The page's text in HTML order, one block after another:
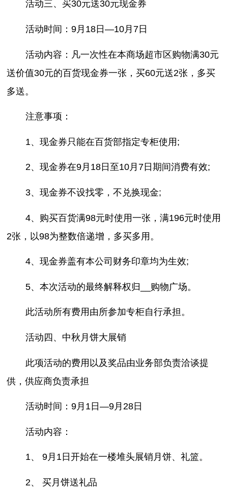
活动三、买30元送30元现金券
活动时间：9月18日—10月7日
活动内容：凡一次性在本商场超市区购物满30元
送价值30元的百货现金券一张，买60元送2张，多买
多送。
注意事项：
1、现金券只能在百货部指定专柜使用;
2、现金券在9月18日至10月7日期间消费有效;
3、现金券不设找零，不兑换现金;
4、购买百货满98元时使用一张，满196元时使用
2张，以98为整数倍递增，多买多用。
4、现金券盖有本公司财务印章均为生效;
5、本次活动的最终解释权归__购物广场。
此活动所有费用由所参加专柜自行承担。
活动四、中秋月饼大展销
此项活动的费用以及奖品由业务部负责洽谈提
供，供应商负责承担
活动时间：9月1日—9月28日
活动内容：
1、 9月1日开始在一楼堆头展销月饼、礼篮。
2、 买月饼送礼品